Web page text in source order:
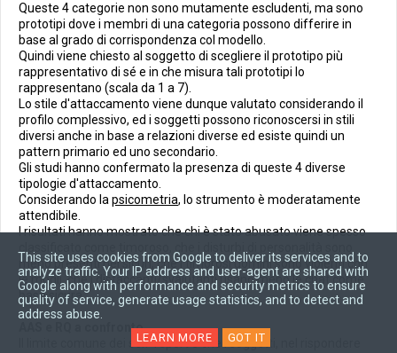
Queste 4 categorie non sono mutamente escludenti, ma sono
prototipi dove i membri di una categoria possono differire in
base al grado di corrispondenza col modello.
Quindi viene chiesto al soggetto di scegliere il prototipo più
rappresentativo di sé e in che misura tali prototipi lo
rappresentano (scala da 1 a 7).
Lo stile d'attaccamento viene dunque valutato considerando il
profilo complessivo, ed i soggetti possono riconoscersi in stili
diversi anche in base a relazioni diverse ed esiste quindi un
pattern primario ed uno secondario.
Gli studi hanno confermato la presenza di queste 4 diverse
tipologie d'attaccamento.
Considerando la psicometria, lo strumento è moderatamente
attendibile.
I risultati hanno mostrato che chi è stato abusato viene spesso
meno presenti nei sicuri, che i timorosi uomini sono violenti con
le mogli, che i distaccanti/svalutanti usano meno le chat come
base sicura.
AAS e RQ a confronto
Il limite comune dei self-report è che i soggetti, nel rispondere
This site uses cookies from Google to deliver its services and to
analyze traffic. Your IP address and user-agent are shared with
Google along with performance and security metrics to ensure
quality of service, generate usage statistics, and to detect and
address abuse.
LEARN MORE GOT IT